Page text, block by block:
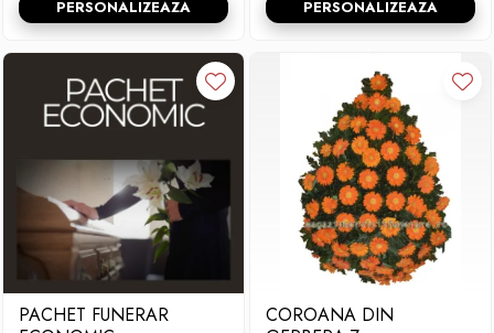
PERSONALIZEAZA PERSONALIZEAZA
PACHET FUNERAR
COROANA DIN